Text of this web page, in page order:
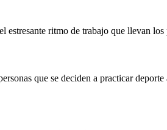
ritmo de trabajo que llevan
que se deciden a practicar